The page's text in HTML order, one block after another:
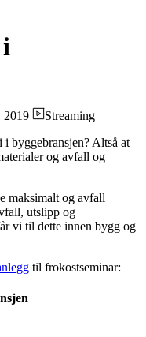
2019
Streaming
byggebransjen? Altså at
og avfall og
maksimalt og avfall
utslipp og
vi til dette innen bygg og
til frokostseminar: